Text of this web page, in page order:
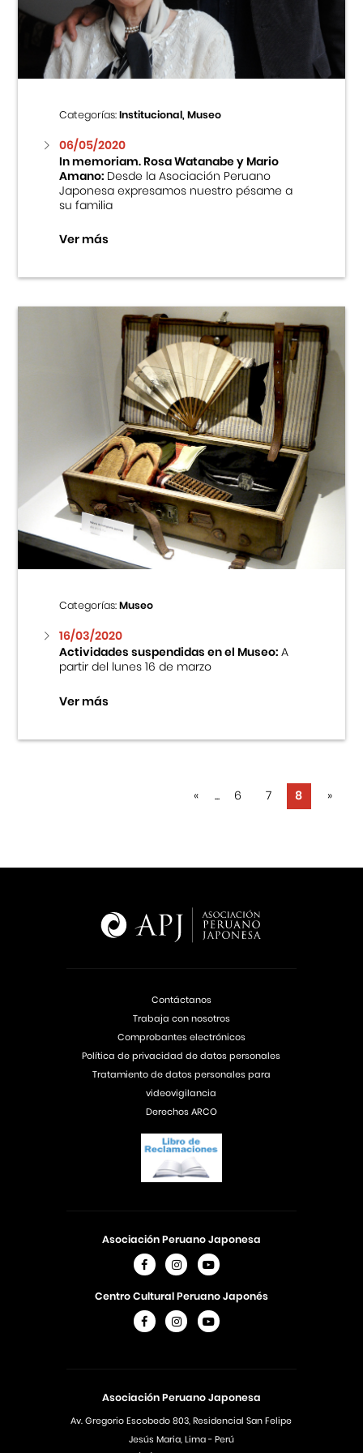
Centro Cultural Peruano Japonés
Cursos
Museo de la Inmigración Japonesa
Fondo Editorial
Teatro Peruano Japonés
Categorías:Institucional, Museo
06/05/2020
In memoriam. Rosa Watanabe y Mario
Amano:Desde la Asociación Peruano
Japonesa expresamos nuestro pésame a
su familia
Ver más
Categorías:Museo
16/03/2020
Actividades suspendidas en el Museo:A
partir del lunes 16 de marzo
Ver más
« ... 6 7 8 »
Asociación Peruano Japonesa
Av. Gregorio Escobedo 803, Residencial San Felipe
Jesús Maria, Lima - Perú
Asociación Peruano Japonesa
Centro Cultural Peruano Japonés
Contáctanos
Trabaja con nosotros
Comprobantes electrónicos
Política de privacidad de datos personales
Tratamiento de datos personales para
videovigilancia
Derechos ARCO